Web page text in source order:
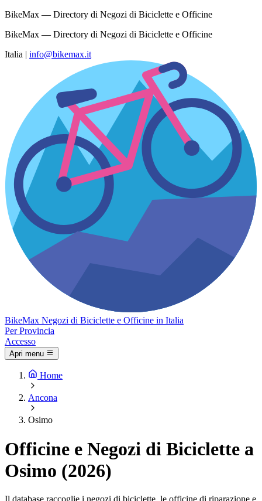
BikeMax — Directory di Negozi di Biciclette e Officine
BikeMax — Directory di Negozi di Biciclette e Officine
Italia | info@bikemax.it
BikeMax Negozi di Biciclette e Officine in Italia
Per Provincia
Accesso
Apri menu
Home
Ancona
Osimo
Officine e Negozi di Biciclette a
Osimo (2026)